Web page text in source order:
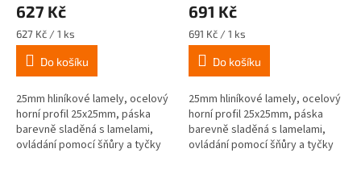
627 Kč
Měrná
cena:
627 Kč / 1 ks
Do košíku
25mm hliníkové lamely, ocelový
horní profil 25x25mm, páska
barevně sladěná s lamelami,
ovládání pomocí šňůry a tyčky
691 Kč
Měrná
cena:
691 Kč / 1 ks
Do košíku
25mm hliníkové lamely, ocelový
horní profil 25x25mm, páska
barevně sladěná s lamelami,
ovládání pomocí šňůry a tyčky